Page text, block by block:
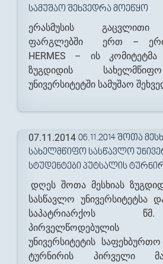
ᲡᲐᲛᲣᲨᲐᲝ ᲨᲔᲮᲕᲔᲓᲠᲐ ᲛᲝᲔᲬᲧᲝ
ერასმუსის გაცვლითი
ფარგლებში ერთ –
HERMES – ის კომიტეტმა
ზუგდიდის
უნივერსიტეტში სამუშაო
07.11.2014 06.11.2014 ᲨᲝᲗᲐ
ᲡᲐᲮᲔᲚᲛᲬᲘᲤᲝ ᲡᲐᲡᲬᲐᲕᲚᲝ
ᲡᲢᲣᲓᲔᲜᲢᲔᲑᲘ ᲞᲣᲢᲡᲐᲚᲘᲡ
დღეს შოთა მესხიას
სასწავლო უნივერსიტეტსა
საპატრიარქოს
პირველწოდებულის
უნივერსიტეტის
ტურნირის პირველი